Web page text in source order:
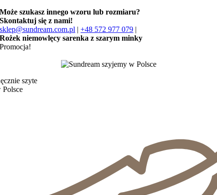
Może szukasz innego wzoru lub rozmiaru?
Skontaktuj się z nami!
sklep@sundream.com.pl |+48 572 977 079 |
Rożek niemowlęcy sarenka z szarym minky
Promocja!
szyte
Polsce